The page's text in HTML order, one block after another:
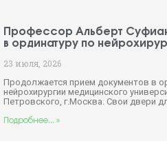
Профессор Альберт
в ординатуру по
23 июля, 2026
Продолжается прием документов в
нейрохирургии медицинского
Петровского, г.Москва. Свои двери
Подробнее... »